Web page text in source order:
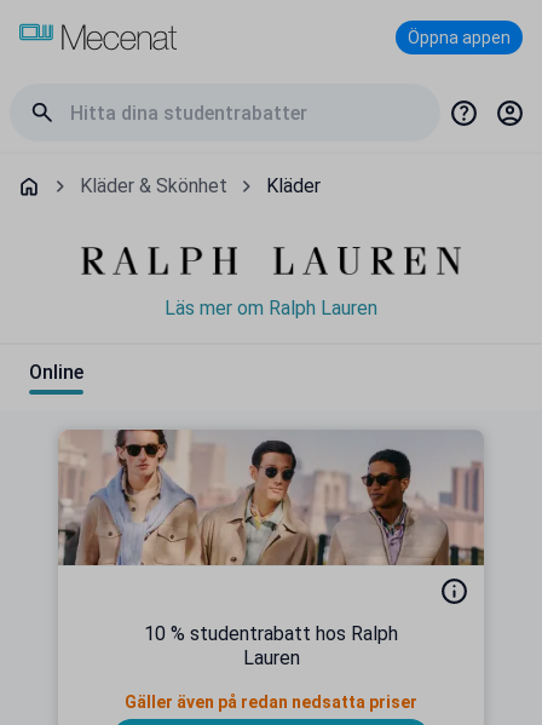
Öppna appen
Kläder & Skönhet Kläder
Läs mer om Ralph Lauren
Online
10 % studentrabatt hos Ralph
Lauren
Gäller även på redan nedsatta priser